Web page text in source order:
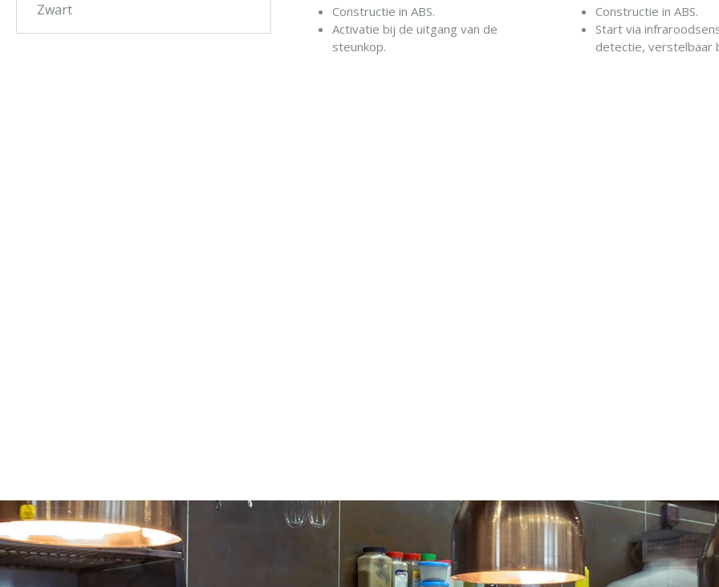
Constructie in ABS.
Activatie bij de uitgang van de
steunkop.
Constructie in ABS.
Start via
detectie, verstelbaar
Zwart